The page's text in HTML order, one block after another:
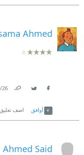
Ahmed
26‏/5‏/2023
أوافق اضف تعليق
Ahmed Said